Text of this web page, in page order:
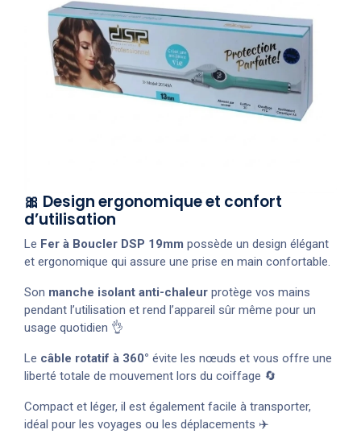
🎀 Design ergonomique et confort
d’utilisation
Le Fer à Boucler DSP 19mm possède un design élégant
et ergonomique qui assure une prise en main confortable.
Son manche isolant anti-chaleur protège vos mains
pendant l’utilisation et rend l’appareil sûr même pour un
usage quotidien 👌
Le câble rotatif à 360° évite les nœuds et vous offre une
liberté totale de mouvement lors du coiffage 🔄
Compact et léger, il est également facile à transporter,
idéal pour les voyages ou les déplacements ✈️